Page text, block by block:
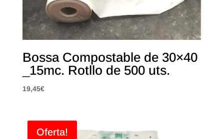
Bossa Compostable de 30×40
_15mc. Rotllo de 500 uts.
19,45€
Oferta!